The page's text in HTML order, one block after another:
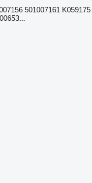
501007161 K059175